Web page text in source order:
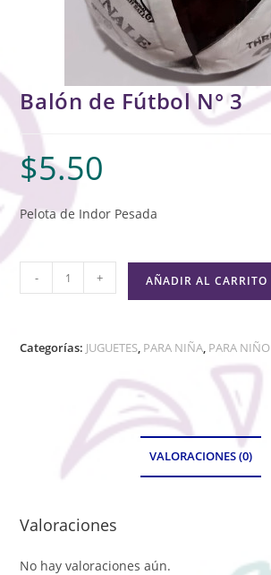
Balón de Fútbol N° 3
$5.50
Pelota de Indor Pesada
- + AÑADIR AL CARRITO
Categorías: JUGUETES, PARA NIÑA, PARA NIÑO
VALORACIONES (0)
Valoraciones
No hay valoraciones aún.